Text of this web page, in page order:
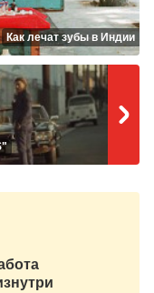
Как лечат зубы в Индии